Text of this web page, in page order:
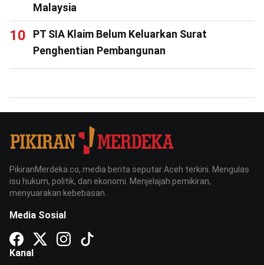
Malaysia
PT SIA Klaim Belum Keluarkan Surat
Penghentian Pembangunan
PikiranMerdeka.co, media berita seputar Aceh terkini. Mengulas
isu hukum, politik, dan ekonomi. Menjelajah pemikiran,
menyuarakan kebebasan.
Media Sosial
Kanal